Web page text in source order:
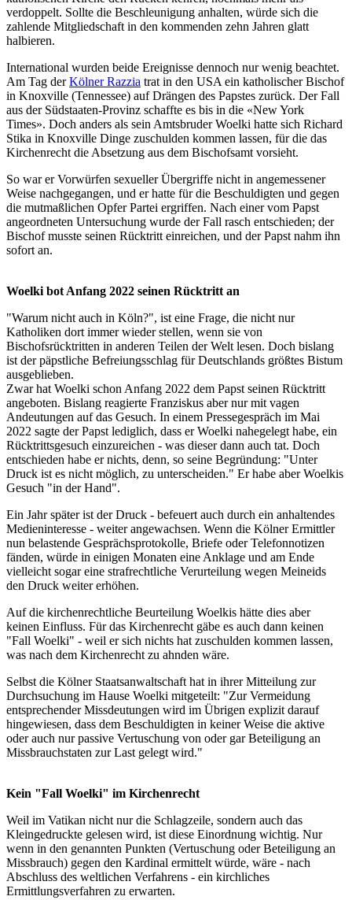
verdoppelt. Sollte die Beschleunigung anhalten, würde sich die
zahlende Mitgliedschaft in den kommenden zehn Jahren glatt
halbieren.
International wurden beide Ereignisse dennoch nur wenig beachtet.
Am Tag derKölner Razzia trat in den USA ein katholischer Bischof
in Knoxville (Tennessee) auf Drängen des Papstes zurück. Der Fall
aus der Südstaaten-Provinz schaffte es bis in die «New York
Times». Doch anders als sein Amtsbruder Woelki hatte sich Richard
Stika in Knoxville Dinge zuschulden kommen lassen, für die das
Kirchenrecht die Absetzung aus dem Bischofsamt vorsieht.
So war er Vorwürfen sexueller Übergriffe nicht in angemessener
Weise nachgegangen, und er hatte für die Beschuldigten und gegen
die mutmaßlichen Opfer Partei ergriffen. Nach einer vom Papst
angeordneten Untersuchung wurde der Fall rasch entschieden; der
Bischof musste seinen Rücktritt einreichen, und der Papst nahm ihn
sofort an.
Woelki bot Anfang 2022 seinen Rücktritt an
"Warum nicht auch in Köln?", ist eine Frage, die nicht nur
Katholiken dort immer wieder stellen, wenn sie von
Bischofsrücktritten in anderen Teilen der Welt lesen. Doch bislang
ist der päpstliche Befreiungsschlag für Deutschlands größtes Bistum
ausgeblieben.
Zwar hat Woelki schon Anfang 2022 dem Papst seinen Rücktritt
angeboten. Bislang reagierte Franziskus aber nur mit vagen
Andeutungen auf das Gesuch. In einem Pressegespräch im Mai
2022 sagte der Papst lediglich, dass er Woelki nahegelegt habe, ein
Rücktrittsgesuch einzureichen - was dieser dann auch tat. Doch
entschieden habe er nichts, denn, so seine Begründung: "Unter
Druck ist es nicht möglich, zu unterscheiden." Er habe aber Woelkis
Gesuch "in der Hand".
Ein Jahr später ist der Druck - befeuert auch durch ein anhaltendes
Medieninteresse - weiter angewachsen. Wenn die Kölner Ermittler
nun belastende Gesprächsprotokolle, Briefe oder Telefonnotizen
fänden, würde in einigen Monaten eine Anklage und am Ende
vielleicht sogar eine strafrechtliche Verurteilung wegen Meineids
den Druck weiter erhöhen.
Auf die kirchenrechtliche Beurteilung Woelkis hätte dies aber
keinen Einfluss. Für das Kirchenrecht gäbe es auch dann keinen
"Fall Woelki" - weil er sich nichts hat zuschulden kommen lassen,
was nach dem Kirchenrecht zu ahnden wäre.
Selbst die Kölner Staatsanwaltschaft hat in ihrer Mitteilung zur
Durchsuchung im Hause Woelki mitgeteilt: "Zur Vermeidung
entsprechender Missdeutungen wird im Übrigen explizit darauf
hingewiesen, dass dem Beschuldigten in keiner Weise die aktive
oder auch nur passive Vertuschung von oder gar Beteiligung an
Missbrauchstaten zur Last gelegt wird."
Kein "Fall Woelki" im Kirchenrecht
Weil im Vatikan nicht nur die Schlagzeile, sondern auch das
Kleingedruckte gelesen wird, ist diese Einordnung wichtig. Nur
wenn in den genannten Punkten (Vertuschung oder Beteiligung an
Missbrauch) gegen den Kardinal ermittelt würde, wäre - nach
Abschluss des weltlichen Verfahrens - ein kirchliches
Ermittlungsverfahren zu erwarten.